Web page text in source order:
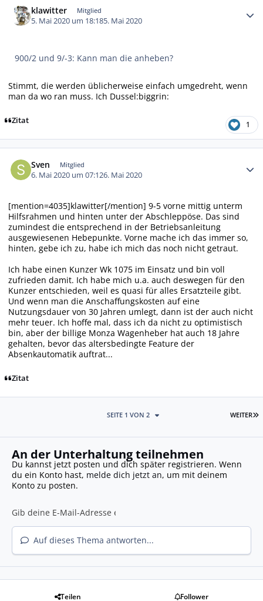
klawitter Mitglied
5. Mai 2020 um 18:185. Mai 2020
900/2 und 9/-3: Kann man die anheben?
Stimmt, die werden üblicherweise einfach umgedreht, wenn
man da wo ran muss. Ich Dussel:biggrin:
Zitat 1
Sven Mitglied
6. Mai 2020 um 07:126. Mai 2020
[mention=4035]klawitter[/mention] 9-5 vorne mittig unterm
Hilfsrahmen und hinten unter der Abschleppöse. Das sind
zumindest die entsprechend in der Betriebsanleitung
ausgewiesenen Hebepunkte. Vorne mache ich das immer so,
hinten, gebe ich zu, habe ich mich das noch nicht getraut.
Ich habe einen Kunzer Wk 1075 im Einsatz und bin voll
zufrieden damit. Ich habe mich u.a. auch deswegen für den
Kunzer entschieden, weil es quasi für alles Ersatzteile gibt.
Und wenn man die Anschaffungskosten auf eine
Nutzungsdauer von 30 Jahren umlegt, dann ist der auch nicht
mehr teuer. Ich hoffe mal, dass ich da nicht zu optimistisch
bin, aber der billige Monza Wagenheber hat auch 18 Jahre
gehalten, bevor das altersbedingte Feature der
Absenkautomatik auftrat...
Zitat
WEITER
SEITE 1 VON 2
An der Unterhaltung teilnehmen
Du kannst jetzt posten und dich später registrieren. Wenn
du ein Konto hast, melde dich jetzt an, um mit deinem
Konto zu posten.
Auf dieses Thema antworten...
Teilen Follower